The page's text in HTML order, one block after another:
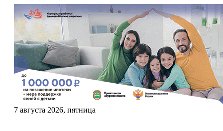
7 августа 2026, пятница